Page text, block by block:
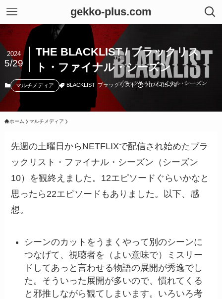
gekko-plus.com
THE BLACKLIST / ブラックリス
ト・ファイナル・シーズン
2024
5/29
マルチメディア BLACKLIST ブラックリスト 2024-05-29
ホーム マルチメディア
先週の土曜日からNETFLIXで配信され始めたブラ
ックリスト・ファイナル・シーズン（シーズン
10）を観終えました。12エピソードぐらいかなと
思ったら22エピソードもありました。以下、感
想。
シーンのカットをうまくやって別のシーンに
つなげて、視聴者を（よい意味で）ミスリー
ドしてあっと言わせる物語の展開が秀逸でし
た。そういった展開が多いので、慣れてくる
と邪推しながら観てしまいます。いろいろ考